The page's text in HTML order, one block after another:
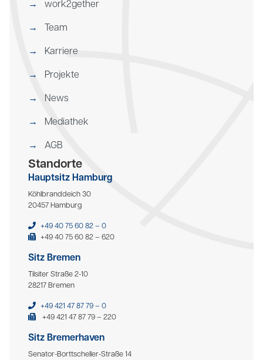
work2gether
Team
Karriere
Projekte
News
Mediathek
AGB
Standorte
Hauptsitz Hamburg
Köhlbranddeich 30
20457 Hamburg
+49 40 75 60 82 – 0
+49 40 75 60 82 – 620
Sitz Bremen
Tilsiter Straße 2-10
28217 Bremen
+49 421 47 87 79 – 0
+49 421 47 87 79 – 220
Sitz Bremerhaven
Senator-Borttscheller-Straße 14